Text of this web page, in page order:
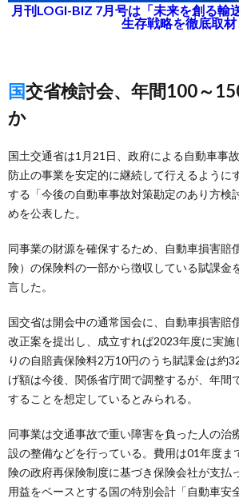
月刊LOGI-BIZ 7月号は「未来を創る輸
生存戦略を徹底取材
国交省検討会、年間100～150円程度加算
か
国土交通省は1月21日、政府による自動車事
防止の事業を安定的に継続して行えるように
する「今後の自動車事故対策勘定のあり方検
めを公表した。
同事業の財源を確保するため、自動車損害賠
険）の保険料の一部から徴収している賦課金
言した。
国交省は開会中の通常国会に、自動車損害賠
改正案を提出し、成立すれば2023年度に実施
りの自賠責保険料2万10円のうち賦課金は約
げ額は今後、関係省庁間で調整するが、年間
することを想定しているとみられる。
同事業は交通事故で重い障害を負った人の治
設の整備などを行っている。費用は01年度ま
険の政府再保険制度に基づき保険会社が支払
用益をベースとする国の特別会計「自動車安